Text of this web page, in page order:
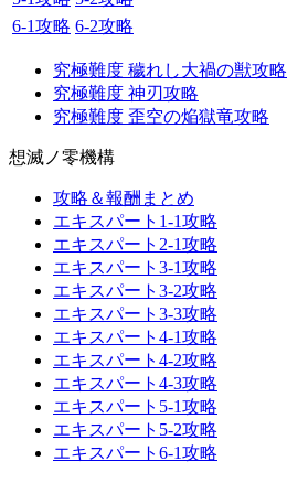
6-1攻略 6-2攻略
究極難度 穢れし大禍の獣攻略
究極難度 神刃攻略
究極難度 歪空の焔獄竜攻略
想滅ノ零機構
攻略＆報酬まとめ
エキスパート1-1攻略
エキスパート2-1攻略
エキスパート3-1攻略
エキスパート3-2攻略
エキスパート3-3攻略
エキスパート4-1攻略
エキスパート4-2攻略
エキスパート4-3攻略
エキスパート5-1攻略
エキスパート5-2攻略
エキスパート6-1攻略